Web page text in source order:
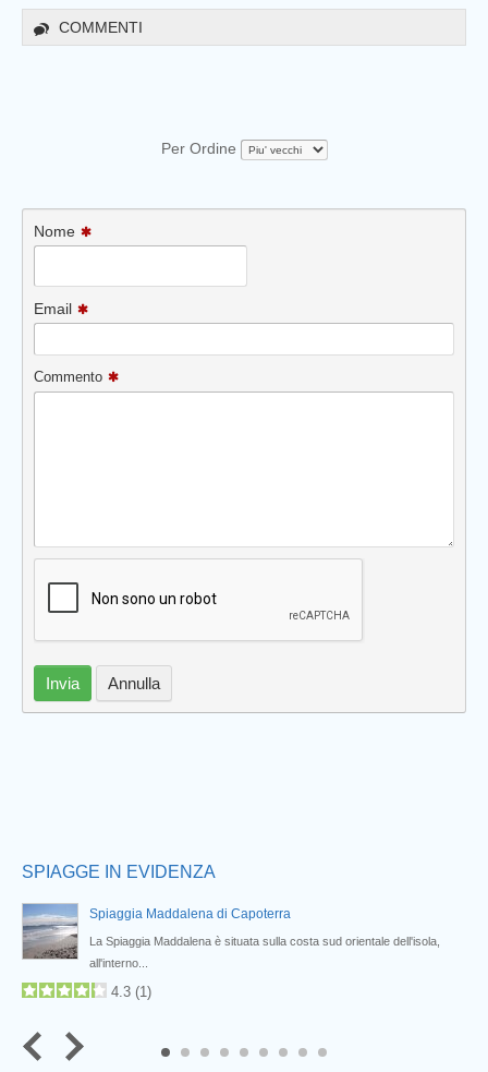
COMMENTI
Per Ordine
Nome
Email
Commento
Invia Annulla
SPIAGGE IN EVIDENZA
Spiaggia Maddalena di Capoterra
La Spiaggia Maddalena è situata sulla costa sud orientale dell'isola,
all'interno...
4.3 (1)
8